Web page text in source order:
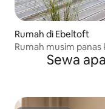
Rumah di Ebeltoft
Rumah musim
berjalan kaki ke air
Sewa